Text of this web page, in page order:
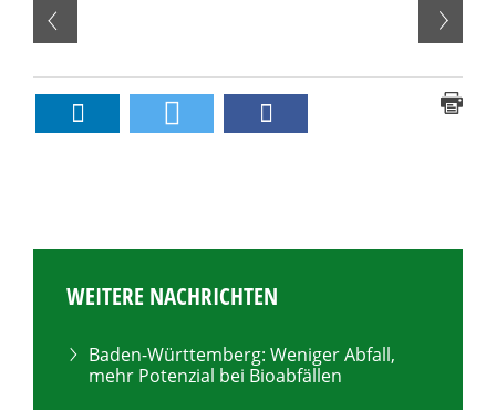
WEITERE NACHRICHTEN
Baden-Württemberg: Weniger Abfall,
mehr Potenzial bei Bioabfällen